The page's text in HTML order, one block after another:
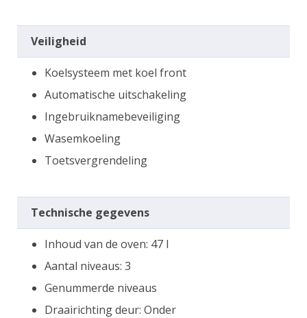
Veiligheid
Koelsysteem met koel front
Automatische uitschakeling
Ingebruiknamebeveiliging
Wasemkoeling
Toetsvergrendeling
Technische gegevens
Inhoud van de oven: 47 l
Aantal niveaus: 3
Genummerde niveaus
Draairichting deur: Onder